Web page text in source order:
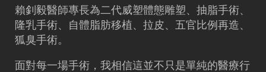
賴釗毅醫師專長為二代威塑體態雕塑、 抽脂手術、
隆乳手術、 自體脂肪移植、拉皮、五官比例再造、
狐臭手術。
面對每一場手術，我相信這並不只是單純的醫療行